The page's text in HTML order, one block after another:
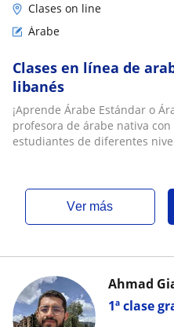
Clases on line
Árabe
Clases en línea de
libanés
¡Aprende Árabe Estándar o
profesora de árabe nativa
estudiantes de diferentes
ver más
1ª clase
Ahmad